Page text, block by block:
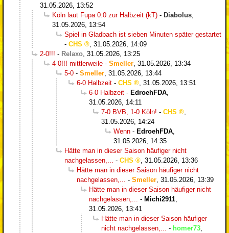
31.05.2026, 13:52
Köln laut Fupa 0:0 zur Halbzeit (kT) - Diabolus
31.05.2026, 13:54
Spiel in Gladbach ist sieben Minuten später gestartet
- CHS
31.05.2026, 14:09
2-0!!! - Relaxo 31.05.2026, 13:25
4-0!!! mittlerweile - Smeller 31.05.2026, 13:34
5-0 - Smeller 31.05.2026, 13:44
6-0 Halbzeit - CHS
31.05.2026, 13:51
6-0 Halbzeit - EdroehFDA
31.05.2026, 14:11
7-0 BVB, 1-0 Köln! - CHS
31.05.2026, 14:24
Wenn - EdroehFDA
31.05.2026, 14:35
Hätte man in dieser Saison häufiger nicht
nachgelassen,...
- CHS
31.05.2026, 13:36
Hätte man in dieser Saison häufiger nicht
nachgelassen,...
- Smeller 31.05.2026, 13:39
Hätte man in dieser Saison häufiger nicht
nachgelassen,...
- Michi2911
31.05.2026, 13:41
Hätte man in dieser Saison häufiger
nicht nachgelassen,...
- homer73